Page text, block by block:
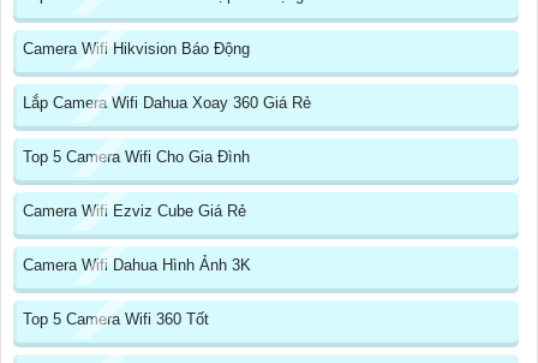
Camera Wifi Hikvision Báo Động
Lắp Camera Wifi Dahua Xoay 360 Giá Rẻ
Top 5 Camera Wifi Cho Gia Đình
Camera Wifi Ezviz Cube Giá Rẻ
Camera Wifi Dahua Hình Ảnh 3K
Top 5 Camera Wifi 360 Tốt